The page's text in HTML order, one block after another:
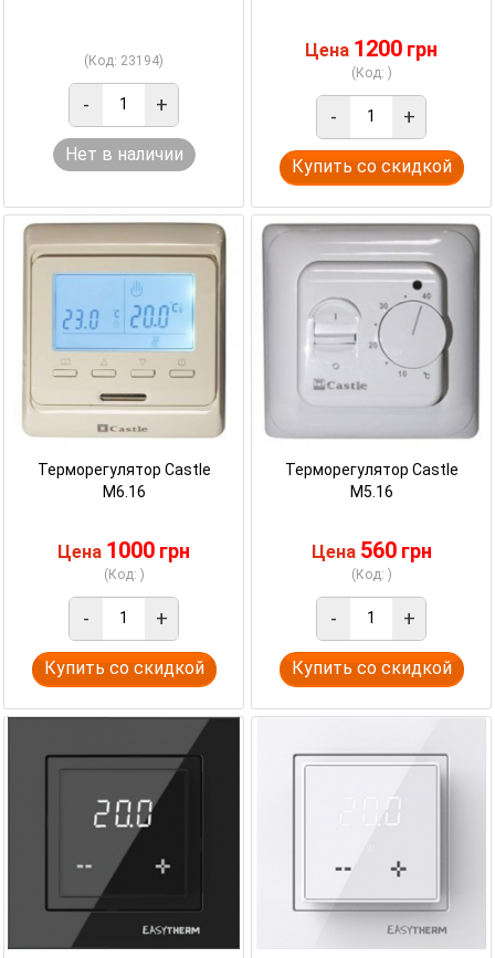
(Код: 23194)
- +
Нет в наличии
Цена 1200 грн
(Код: )
- +
Купить со скидкой
Терморегулятор Castle
M6.16
Цена 1000 грн
(Код: )
- +
Купить со скидкой
Терморегулятор Castle
M5.16
Цена 560 грн
(Код: )
- +
Купить со скидкой